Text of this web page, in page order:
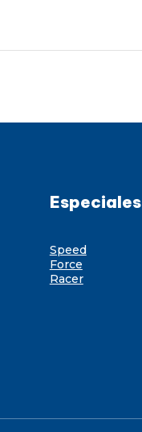
Especiales
Speed
Force
Racer